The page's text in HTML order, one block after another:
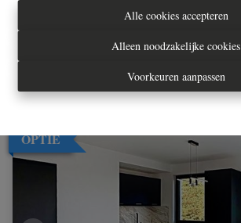
Alle cookies accepteren
Alleen noodzakelijke cookies
Voorkeuren aanpassen
OPTIE